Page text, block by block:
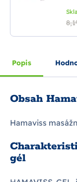
Popis
Obsah
Hamaviss
gél